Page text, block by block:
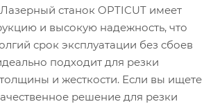
станок OPTICUT имеет
и высокую надежность, что
срок эксплуатации без сбоев
подходит для резки
и жесткости. Если вы ищете
решение для резки